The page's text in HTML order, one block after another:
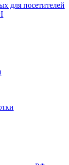
для посетителей